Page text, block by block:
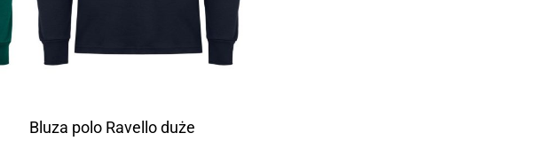
Bluza polo Ravello duże